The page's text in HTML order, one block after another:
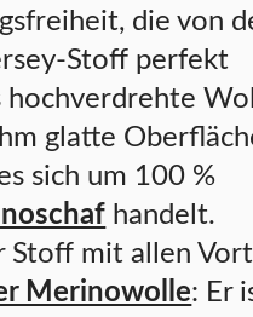
die von
Stoff perfekt
hochverdrehte
glatte
sich um 100 %
handelt.
Stoff mit allen
Merinowolle: Er